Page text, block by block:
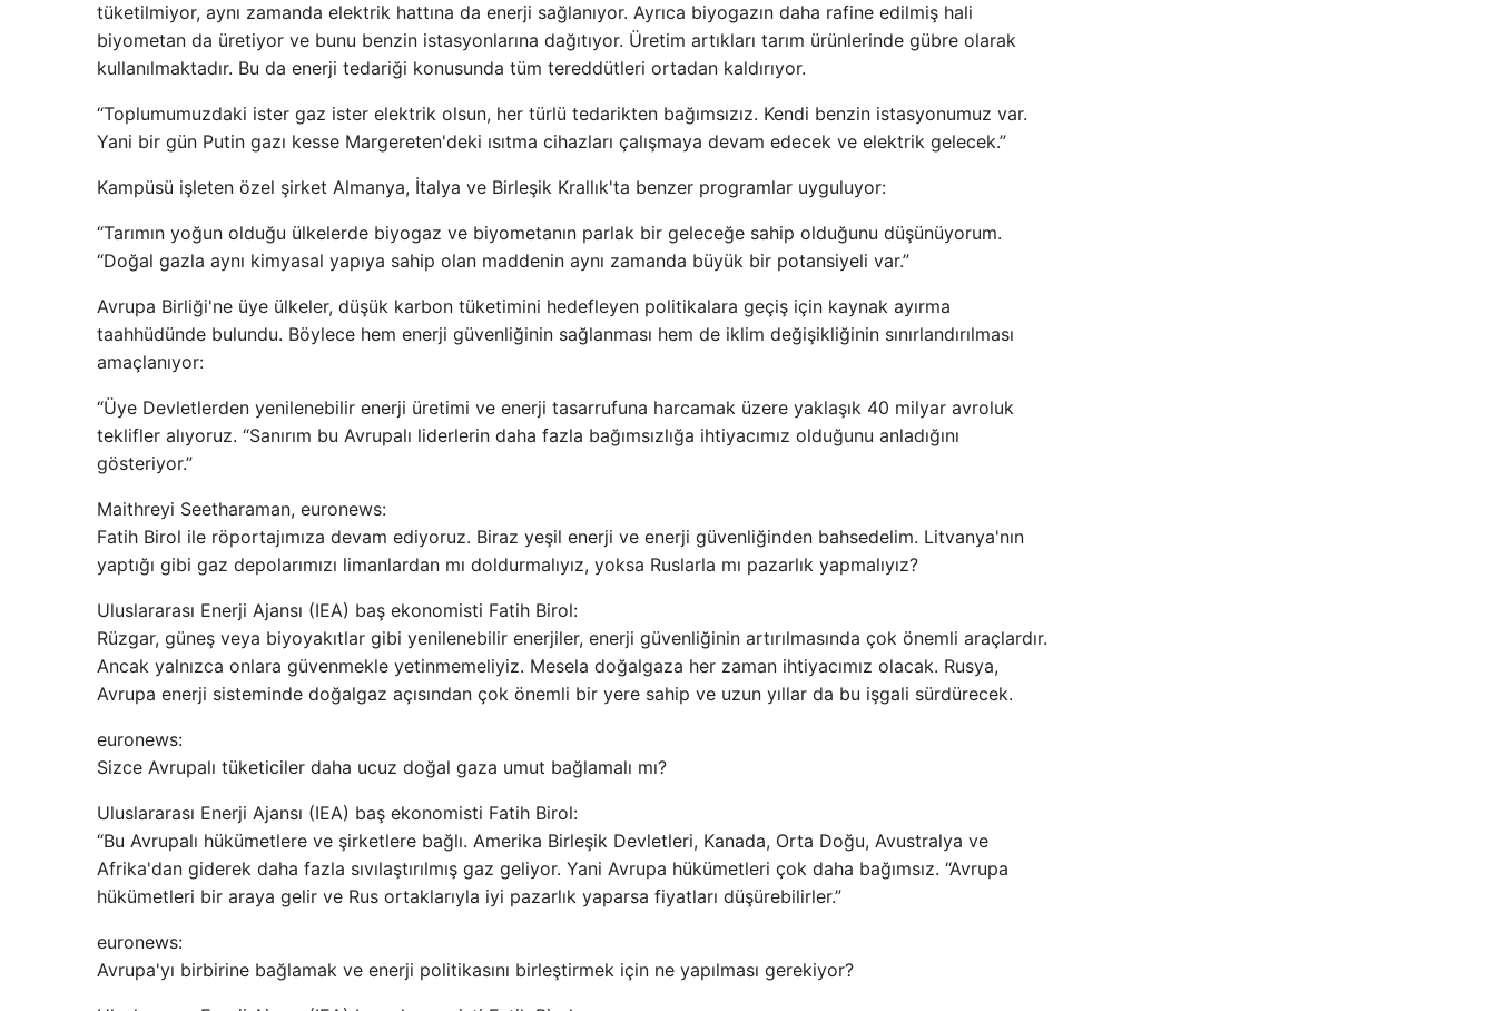
tüketilmiyor, aynı zamanda elektrik hattına da enerji sağlanıyor. Ayrıca biyogazın daha rafine edilmiş hali
biyometan da üretiyor ve bunu benzin istasyonlarına dağıtıyor. Üretim artıkları tarım ürünlerinde gübre olarak
kullanılmaktadır. Bu da enerji tedariği konusunda tüm tereddütleri ortadan kaldırıyor.
“Toplumumuzdaki ister gaz ister elektrik olsun, her türlü tedarikten bağımsızız. Kendi benzin istasyonumuz var.
Yani bir gün Putin gazı kesse Margereten'deki ısıtma cihazları çalışmaya devam edecek ve elektrik gelecek.”
Kampüsü işleten özel şirket Almanya, İtalya ve Birleşik Krallık'ta benzer programlar uyguluyor:
“Tarımın yoğun olduğu ülkelerde biyogaz ve biyometanın parlak bir geleceğe sahip olduğunu düşünüyorum.
“Doğal gazla aynı kimyasal yapıya sahip olan maddenin aynı zamanda büyük bir potansiyeli var.”
Avrupa Birliği'ne üye ülkeler, düşük karbon tüketimini hedefleyen politikalara geçiş için kaynak ayırma
taahhüdünde bulundu. Böylece hem enerji güvenliğinin sağlanması hem de iklim değişikliğinin sınırlandırılması
amaçlanıyor:
“Üye Devletlerden yenilenebilir enerji üretimi ve enerji tasarrufuna harcamak üzere yaklaşık 40 milyar avroluk
teklifler alıyoruz. “Sanırım bu Avrupalı ​​liderlerin daha fazla bağımsızlığa ihtiyacımız olduğunu anladığını
gösteriyor.”
Maithreyi Seetharaman, euronews:
Fatih Birol ile röportajımıza devam ediyoruz. Biraz yeşil enerji ve enerji güvenliğinden bahsedelim. Litvanya'nın
yaptığı gibi gaz depolarımızı limanlardan mı doldurmalıyız, yoksa Ruslarla mı pazarlık yapmalıyız?
Uluslararası Enerji Ajansı (IEA) baş ekonomisti Fatih Birol:
Rüzgar, güneş veya biyoyakıtlar gibi yenilenebilir enerjiler, enerji güvenliğinin artırılmasında çok önemli araçlardır.
Ancak yalnızca onlara güvenmekle yetinmemeliyiz. Mesela doğalgaza her zaman ihtiyacımız olacak. Rusya,
Avrupa enerji sisteminde doğalgaz açısından çok önemli bir yere sahip ve uzun yıllar da bu işgali sürdürecek.
euronews:
Sizce Avrupalı ​​tüketiciler daha ucuz doğal gaza umut bağlamalı mı?
Uluslararası Enerji Ajansı (IEA) baş ekonomisti Fatih Birol:
“Bu Avrupalı ​​hükümetlere ve şirketlere bağlı. Amerika Birleşik Devletleri, Kanada, Orta Doğu, Avustralya ve
Afrika'dan giderek daha fazla sıvılaştırılmış gaz geliyor. Yani Avrupa hükümetleri çok daha bağımsız. “Avrupa
hükümetleri bir araya gelir ve Rus ortaklarıyla iyi pazarlık yaparsa fiyatları düşürebilirler.”
euronews:
Avrupa'yı birbirine bağlamak ve enerji politikasını birleştirmek için ne yapılması gerekiyor?